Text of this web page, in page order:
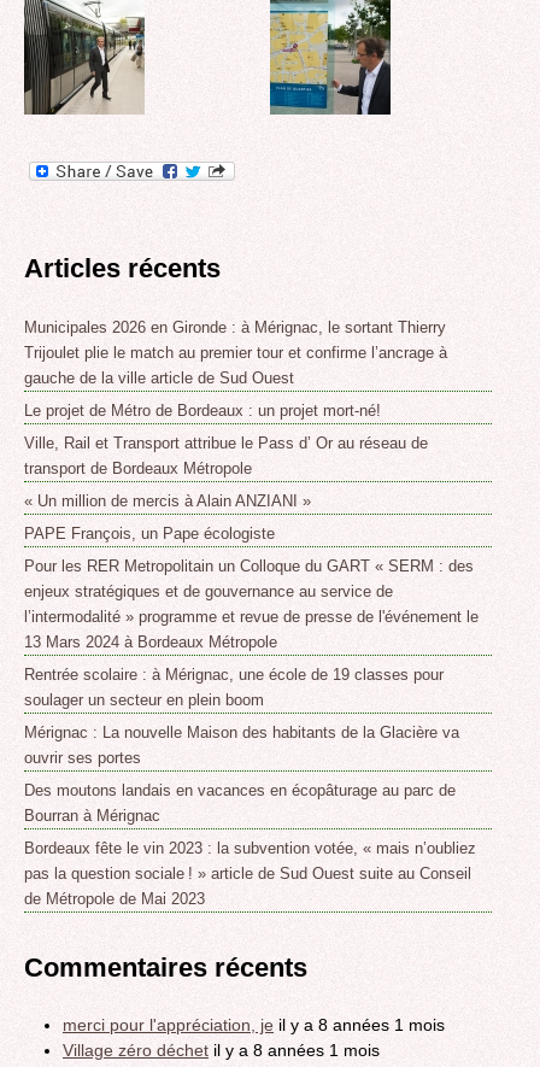
Articles récents
Municipales 2026 en Gironde : à Mérignac, le sortant Thierry
Trijoulet plie le match au premier tour et confirme l’ancrage à
gauche de la ville article de Sud Ouest
Le projet de Métro de Bordeaux : un projet mort-né!
Ville, Rail et Transport attribue le Pass d’ Or au réseau de
transport de Bordeaux Métropole
« Un million de mercis à Alain ANZIANI »
PAPE François, un Pape écologiste
Pour les RER Metropolitain un Colloque du GART « SERM : des
enjeux stratégiques et de gouvernance au service de
l’intermodalité » programme et revue de presse de l'événement le
13 Mars 2024 à Bordeaux Métropole
Rentrée scolaire : à Mérignac, une école de 19 classes pour
soulager un secteur en plein boom
Mérignac : La nouvelle Maison des habitants de la Glacière va
ouvrir ses portes
Des moutons landais en vacances en écopâturage au parc de
Bourran à Mérignac
Bordeaux fête le vin 2023 : la subvention votée, « mais n’oubliez
pas la question sociale ! » article de Sud Ouest suite au Conseil
de Métropole de Mai 2023
Commentaires récents
merci pour l'appréciation, je il y a 8 années 1 mois
Village zéro déchet il y a 8 années 1 mois